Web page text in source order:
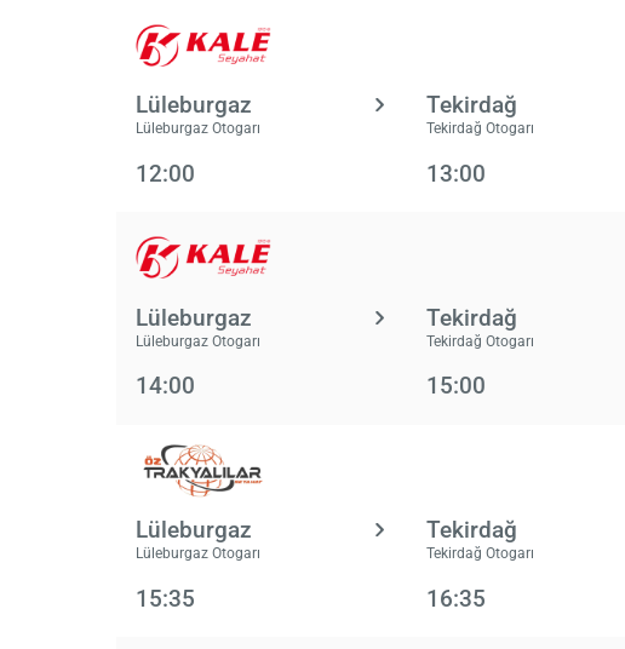
Lüleburgaz
Lüleburgaz Otogarı
Tekirdağ
Tekirdağ Otogarı
12:00 13:00
Lüleburgaz
Lüleburgaz Otogarı
Tekirdağ
Tekirdağ Otogarı
14:00 15:00
Lüleburgaz
Lüleburgaz Otogarı
Tekirdağ
Tekirdağ Otogarı
15:35 16:35